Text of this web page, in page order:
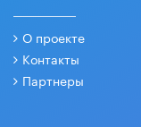
О проекте
Контакты
Партнеры